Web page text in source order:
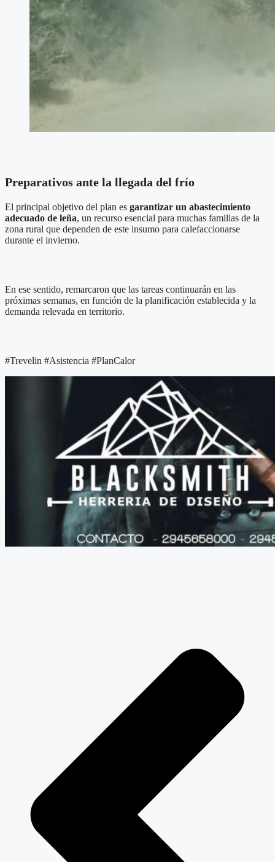
Preparativos ante la llegada del frío
El principal objetivo del plan es garantizar un abastecimiento
adecuado de leña, un recurso esencial para muchas familias de la
zona rural que dependen de este insumo para calefaccionarse
durante el invierno.
En ese sentido, remarcaron que las tareas continuarán en las
próximas semanas, en función de la planificación establecida y la
demanda relevada en territorio.
#Trevelin #Asistencia #PlanCalor